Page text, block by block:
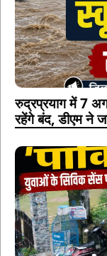
रुद्रप्रयाग में 7
रहेंगे बंद, डीएम ने